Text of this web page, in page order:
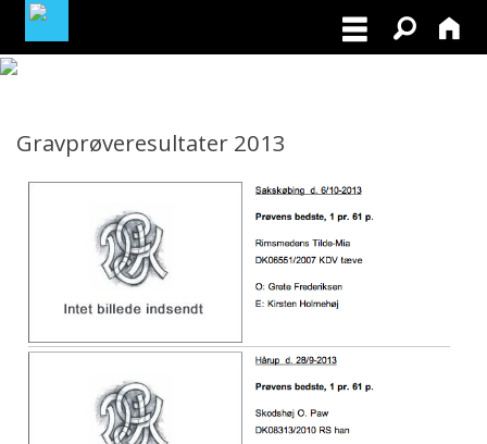
BLIV MEDLEM
NORDISK MESTERSKAB I VILDTSPOR 2026
OPRET GRATIS ANNONCE PÅ
OPDRÆTTERVEJVISEREN
VIL DU BETÆNKE DGK MED EN ARV
TILSKUD TIL ØJENLYSNING OG
RYGFOTOGRAFERING 2026
Gravprøveresultater 2013